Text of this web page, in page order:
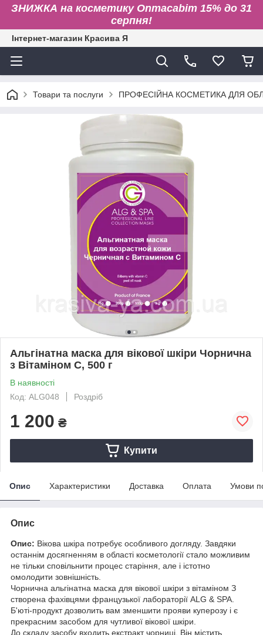
ЗНИЖКА на косметику Onmacabim 15% до 31
серпня!
Інтернет-магазин Красива Я
Товари та послуги ПРОФЕСІЙНА КОСМЕТИКА ДЛЯ
Альгінатна маска для вікової шкіри Чорнична
з Вітаміном C, 500 г
В наявності
Код: ALG048
Роздріб
1 200 ₴
Купити
Опис Характеристики Доставка Оплата Умови
Опис
Опис: Вікова шкіра потребує особливого догляду. Завдяки
останнім досягненням в області косметології стало можливим
не тільки сповільнити процес старіння, але і істотно
омолодити зовнішність.
Чорнична альгінатна маска для вікової шкіри з вітаміном З
створена фахівцями французької лабораторії ALG & SPA.
Б'юті-продукт дозволить вам зменшити прояви куперозу і є
прекрасним засобом для чутливої вікової шкіри.
До складу засобу входить екстракт чорниці. Він містить